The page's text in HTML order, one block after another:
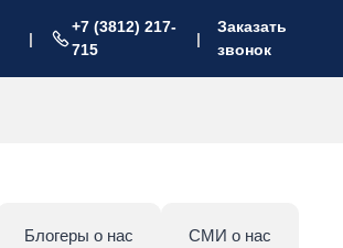
|
+7 (3812) 217-
715
|
Заказать
звонок
Блогеры о нас СМИ о нас